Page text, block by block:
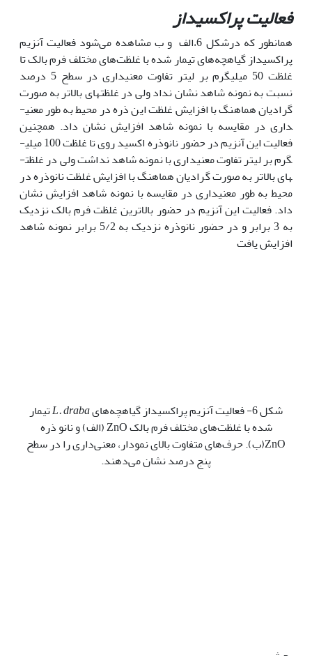
فعالیت پراکسیداز
همان­طور که درشکل 6،الف و ب مشاهده می‌شود فعالیت آنزیم
پراکسیداز گیاهچه‌های تیمار شده با غلظت‌های مختلف فرم بالک تا
غلظت 50 میلی­گرم بر لیتر تفاوت معنی­داری در سطح 5 درصد
نسبت به نمونه شاهد نشان نداد ولی در غلظت­های بالاتر به صورت
گرادیان هماهنگ با افزایش غلظت این ذره در محیط به طور معنی­
داری در مقایسه با نمونه شاهد افزایش نشان داد. همچنین
فعالیت این آنزیم در حضور نانوذره اکسید روی تا غلظت 100 میلی­
گرم بر لیتر تفاوت معنی­داری با نمونه شاهد نداشت ولی در غلظت­
های بالاتر به صورت گرادیان هماهنگ با افزایش غلظت نانوذره در
محیط به طور معنی­داری در مقایسه با نمونه شاهد افزایش نشان
داد. فعالیت این آنزیم در حضور بالاترین غلظت فرم بالک نزدیک
به 3 برابر و در حضور نانوذره نزدیک به 5/2 برابر نمونه شاهد
افزایش یافت
شکل 6- فعالیت آنزیم پراکسیداز گیاهچه‌های L. drabaتیمار
شده با غلظت‌های مختلف فرم بالک ZnO (الف) و نانو ذره
ZnO(ب). حرف‌های متفاوت بالای نمودار، معنی‌داری را در سطح
پنج درصد نشان می‌دهند.